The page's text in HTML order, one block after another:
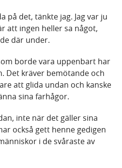
på det, tänkte jag. Jag var ju
att ingen heller sa något,
där under.
borde vara uppenbart har
Det kräver bemötande och
att glida undan och kanske
sina farhågor.
inte när det gäller sina
också gett henne gedigen
i de svåraste av